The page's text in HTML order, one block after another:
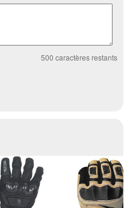
500 caractères restants